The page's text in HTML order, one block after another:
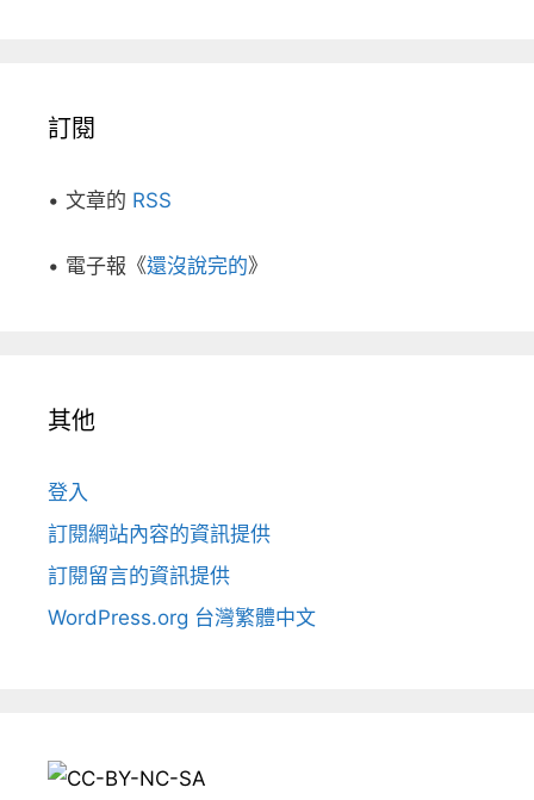
訂閱
• 文章的 RSS
• 電子報《還沒說完的》
其他
登入
訂閱網站內容的資訊提供
訂閱留言的資訊提供
WordPress.org 台灣繁體中文